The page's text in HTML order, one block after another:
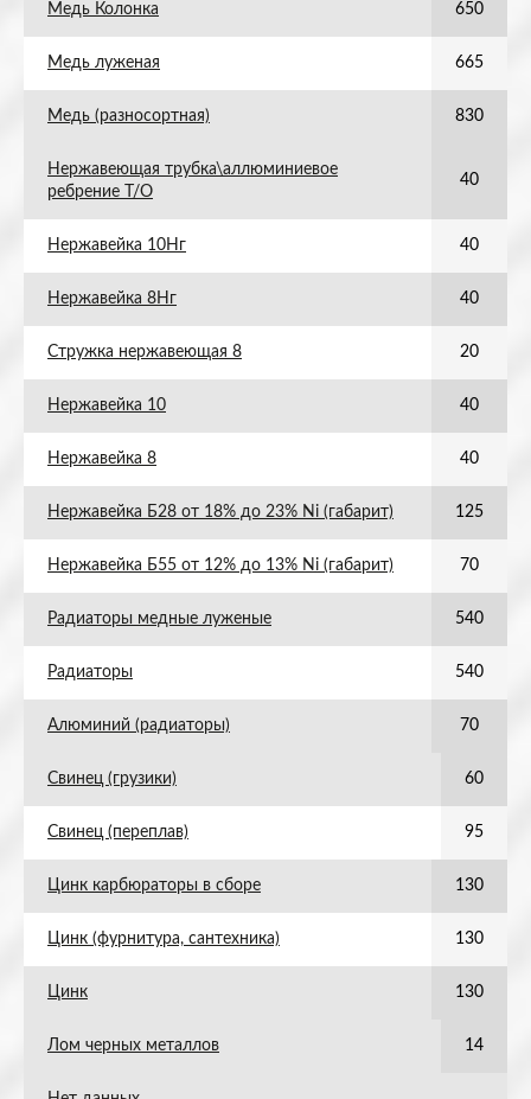
Медь Колонка 650
Медь луженая 665
Медь (разносортная) 830
Нержавеющая трубка\аллюминиевое
ребрение Т/О
40
Нержавейка 10Нг 40
Нержавейка 8Нг 40
Стружка нержавеющая 8 20
Нержавейка 10 40
Нержавейка 8 40
Нержавейка Б28 от 18% до 23% Ni (габарит) 125
Нержавейка Б55 от 12% до 13% Ni (габарит) 70
Радиаторы медные луженые 540
Радиаторы 540
Алюминий (радиаторы) 70
Свинец (грузики) 60
Свинец (переплав) 95
Цинк карбюраторы в сборе 130
Цинк (фурнитура, сантехника) 130
Цинк 130
Лом черных металлов 14